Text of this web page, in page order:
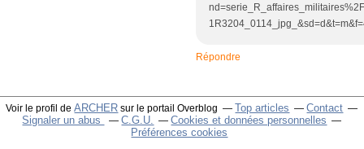
Répondre
Voir le profil deARCHER sur le portail Overblog Top articles
Contact
Signaler un abus
C.G.U.
Cookies et données personnelles
Préférences cookies